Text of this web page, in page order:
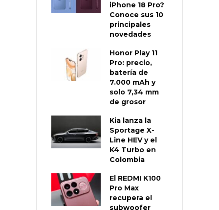
iPhone 18 Pro?
Conoce sus 10
principales
novedades
Honor Play 11
Pro: precio,
batería de
7.000 mAh y
solo 7,34 mm
de grosor
Kia lanza la
Sportage X-
Line HEV y el
K4 Turbo en
Colombia
El REDMI K100
Pro Max
recupera el
subwoofer